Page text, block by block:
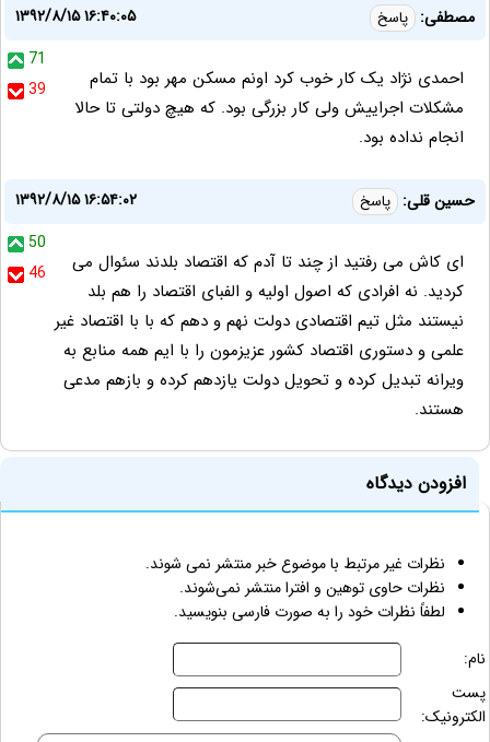
مصطفی: پاسخ
۱۳۹۲/۸/۱۵ ۱۶:۴۰:۰۵
71
39
احمدی نژاد یک کار خوب کرد اونم مسکن مهر بود با تمام
مشکلات اجراییش ولی کار بزرگی بود. که هیچ دولتی تا حالا
انجام نداده بود.
حسین قلی: پاسخ
۱۳۹۲/۸/۱۵ ۱۶:۵۴:۰۲
50
46
ای کاش می رفتید از چند تا آدم که اقتصاد بلدند سئوال می
کردید. نه افرادی که اصول اولیه و الفبای اقتصاد را هم بلد
نیستند مثل تیم اقتصادی دولت نهم و دهم که با با اقتصاد غیر
علمی و دستوری اقتصاد کشور عزیزمون را با ایم همه منابع به
ویرانه تبدیل کرده و تحویل دولت یازدهم کرده و بازهم مدعی
هستند.
افزودن دیدگاه
نظرات غیر مرتبط با موضوع خبر منتشر نمی شوند.
نظرات حاوی توهین و افترا منتشر نمی‌شوند.
لطفاً نظرات خود را به صورت فارسی بنویسید.
نام:
پست
الکترونیک: